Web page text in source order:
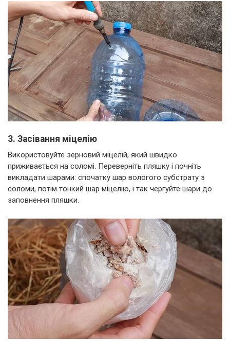
3. Засівання міцелію
Використовуйте зерновий міцелій, який швидко
приживається на соломі. Переверніть пляшку і почніть
викладати шарами: спочатку шар вологого субстрату з
соломи, потім тонкий шар міцелію, і так чергуйте шари до
заповнення пляшки.